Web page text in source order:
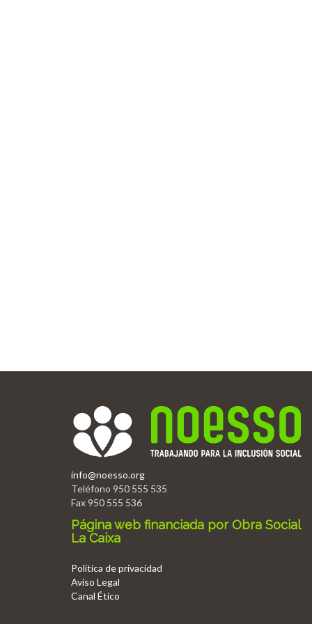
info@noesso.org
Teléfono 950 555 535
Fax 950 555 536
Página web financiada por Obra Social
La Caixa
Politica de privacidad
Aviso Legal
Canal Ético